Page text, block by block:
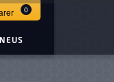
0